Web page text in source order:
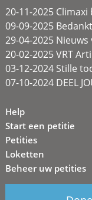
20-11-2025
09-09-2025
29-04-2025
20-02-2025 VRT
03-12-2024 Stille
07-10-2024 DEEL
Help
Start een petitie
Petities
Loketten
Beheer uw petities